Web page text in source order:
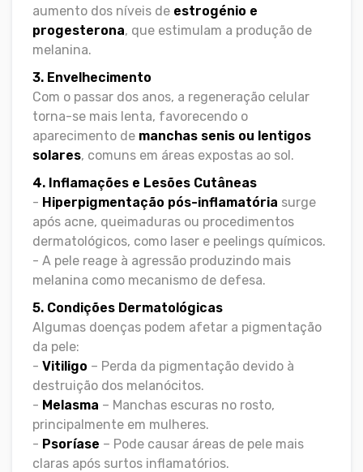
aumento dos níveis de estrogénio e
progesterona, que estimulam a produção de
melanina.
3. Envelhecimento
Com o passar dos anos, a regeneração celular
torna-se mais lenta, favorecendo o
aparecimento de manchas senis ou lentigos
solares, comuns em áreas expostas ao sol.
4. Inflamações e Lesões Cutâneas
- Hiperpigmentação pós-inflamatória surge
após acne, queimaduras ou procedimentos
dermatológicos, como laser e peelings químicos.
- A pele reage à agressão produzindo mais
melanina como mecanismo de defesa.
5. Condições Dermatológicas
Algumas doenças podem afetar a pigmentação
da pele:
- Vitiligo – Perda da pigmentação devido à
destruição dos melanócitos.
- Melasma – Manchas escuras no rosto,
principalmente em mulheres.
- Psoríase – Pode causar áreas de pele mais
claras após surtos inflamatórios.